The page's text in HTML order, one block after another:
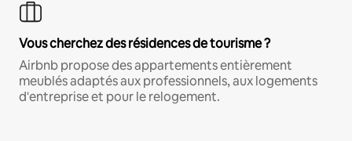
Vous cherchez des résidences de tourisme ?
Airbnb propose des appartements entièrement
meublés adaptés aux professionnels, aux logements
d'entreprise et pour le relogement.